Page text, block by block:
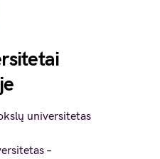
universitetas
–